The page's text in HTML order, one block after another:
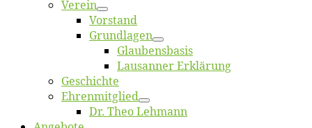
Ver­ein
Vor­stand
Grund­la­gen
Glaubens­ba­sis
Lausan­ner Erklärung
Ge­schich­te
Eh­ren­mit­glied
Dr. Theo Lehmann